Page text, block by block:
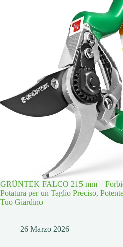
GRÜNTEK FALCO 215 mm –
Potatura per un Taglio Preciso,
Tuo Giardino
26 Marzo 2026